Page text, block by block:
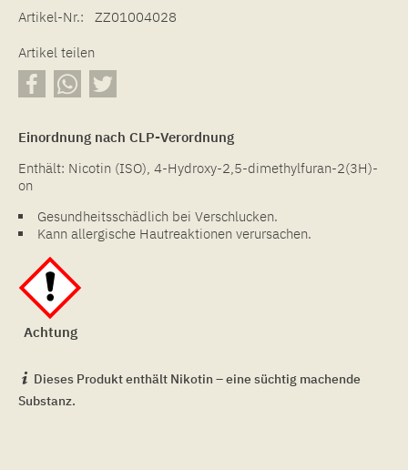
Artikel-Nr.:
ZZ01004028
Artikel teilen
Einordnung nach CLP-Verordnung
Enthält: Nicotin (ISO), 4-Hydroxy-2,5-dimethylfuran-2(3H)-
on
Gesundheitsschädlich bei Verschlucken.
Kann allergische Hautreaktionen verursachen.
Achtung
Dieses Produkt enthält Nikotin – eine süchtig machende
Substanz.